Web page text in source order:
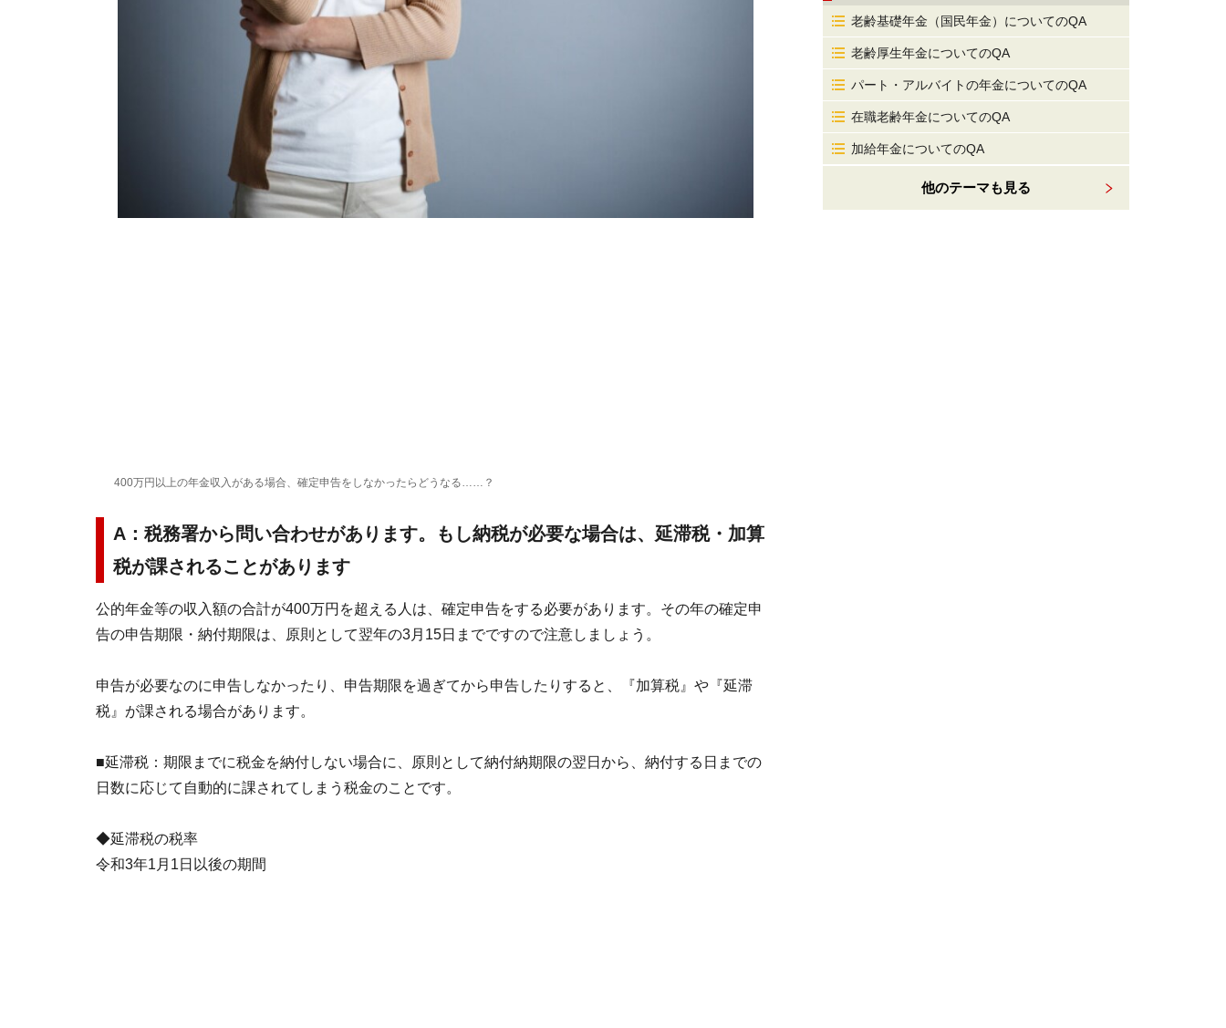
400万円以上の年金収入がある場合、確定申告をしなかったらどうなる……？
A：税務署から問い合わせがあります。もし納税が必要な場合は、延滞税・加算
税が課されることがあります
公的年金等の収入額の合計が400万円を超える人は、確定申告をする必要があります。その年の確定申
告の申告期限・納付期限は、原則として翌年の3月15日までですので注意しましょう。
申告が必要なのに申告しなかったり、申告期限を過ぎてから申告したりすると、『加算税』や『延滞
税』が課される場合があります。
■延滞税：期限までに税金を納付しない場合に、原則として納付納期限の翌日から、納付する日までの
日数に応じて自動的に課されてしまう税金のことです。
◆延滞税の税率
令和3年1月1日以後の期間
老齢基礎年金（国民年金）についてのQA
老齢厚生年金についてのQA
パート・アルバイトの年金についてのQA
在職老齢年金についてのQA
加給年金についてのQA
他のテーマも見る